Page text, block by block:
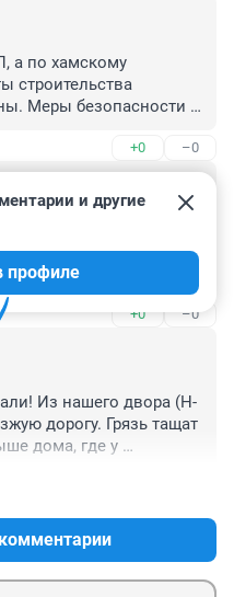
а по хамскому
строительства
Меры безопасности
На обращение в
навести порядок на
одни отписки.
+0 –0
не собирается. да
кое-где начали
полосы ДВЕ
+0 –0
и другие
профиле
Из нашего двора (Н-
дорогу. Грязь тащат
дома, где у